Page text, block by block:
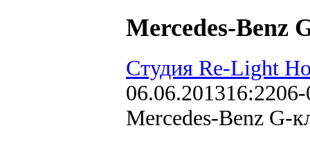
Mercedes-Benz
Студия Re-Light
06.06.201316:22
Mercedes-Benz G-